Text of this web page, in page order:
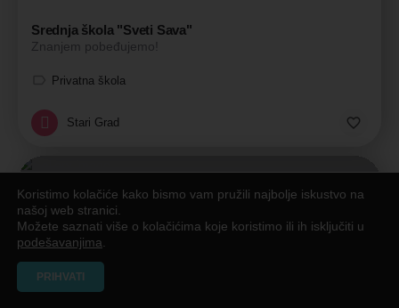
Srednja škola "Sveti Sava"
Znanjem pobeđujemo!
Privatna škola
Stari Grad
Koristimo kolačiće kako bismo vam pružili najbolje iskustvo na
našoj web stranici.
Možete saznati više o kolačićima koje koristimo ili ih isključiti u
podešavanjima
PRIHVATI